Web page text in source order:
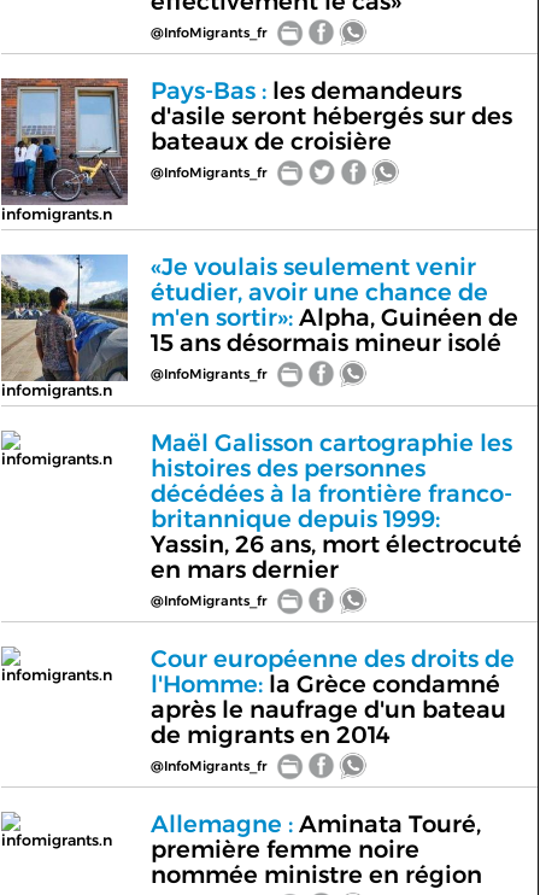
@InfoMigrants_fr
infomigrants.n
Pays-Bas :les demandeurs
d'asile seront hébergés sur des
bateaux de croisière
@InfoMigrants_fr
infomigrants.n
«Je voulais seulement venir
étudier, avoir une chance de
m'en sortir»:Alpha, Guinéen de
15 ans désormais mineur isolé
@InfoMigrants_fr
infomigrants.n
Maël Galisson cartographie les
histoires des personnes
décédées à la frontière franco-
britannique depuis 1999:
Yassin, 26 ans, mort électrocuté
en mars dernier
@InfoMigrants_fr
infomigrants.n
Cour européenne des droits de
l'Homme:la Grèce condamné
après le naufrage d'un bateau
de migrants en 2014
@InfoMigrants_fr
infomigrants.n
Allemagne :Aminata Touré,
première femme noire
nommée ministre en région